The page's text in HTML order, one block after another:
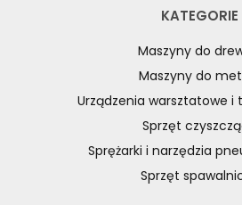
KATEGORIE
Maszyny do
Maszyny do
Urządzenia warsztatowe i
Sprzęt
Sprężarki i narzędzia
Sprzęt